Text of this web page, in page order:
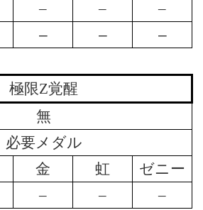
– –
–
– – –
極限Z覚醒
無
必要メダル
金 虹
ゼニー
– – –